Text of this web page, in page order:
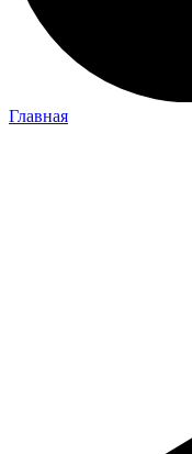
Главная